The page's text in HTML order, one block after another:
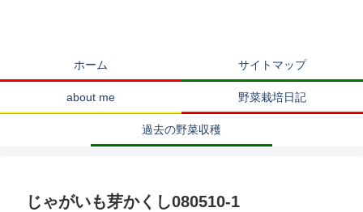
ホーム サイトマップ
about me 野菜栽培日記
過去の野菜収穫
じゃがいも芽かくし080510-1